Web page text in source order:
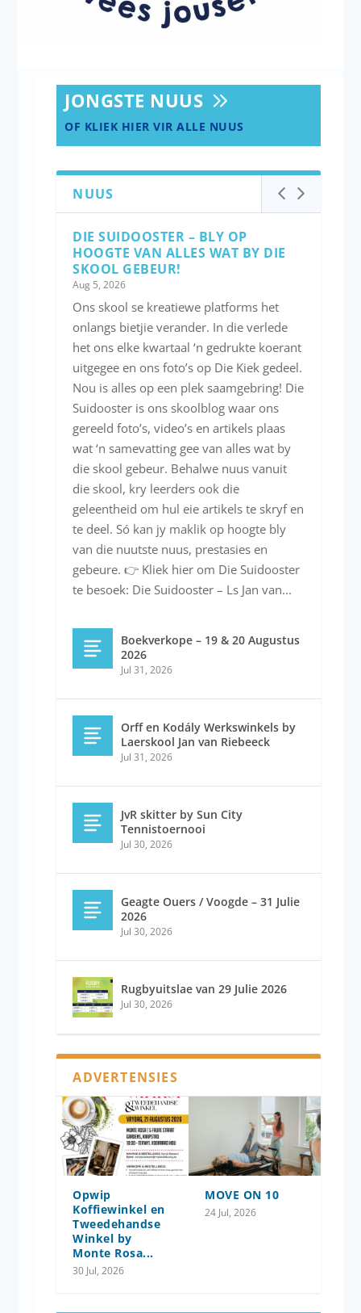
JONGSTE NUUS
OF KLIEK HIER VIR ALLE NUUS
NUUS
DIE SUIDOOSTER – BLY OP
HOOGTE VAN ALLES WAT BY DIE
SKOOL GEBEUR!
Aug 5, 2026
Ons skool se kreatiewe platforms het
onlangs bietjie verander. In die verlede
het ons elke kwartaal ‘n gedrukte koerant
uitgegee en ons foto’s op Die Kiek gedeel.
Nou is alles op een plek saamgebring! Die
Suidooster is ons skoolblog waar ons
gereeld foto’s, video’s en artikels plaas
wat ‘n samevatting gee van alles wat by
die skool gebeur. Behalwe nuus vanuit
die skool, kry leerders ook die
geleentheid om hul eie artikels te skryf en
te deel. Só kan jy maklik op hoogte bly
van die nuutste nuus, prestasies en
gebeure. 👉 Kliek hier om Die Suidooster
te besoek: Die Suidooster – Ls Jan van...
Boekverkope – 19 & 20 Augustus
2026
Jul 31, 2026
Orff en Kodály Werkswinkels by
Laerskool Jan van Riebeeck
Jul 31, 2026
JvR skitter by Sun City
Tennistoernooi
Jul 30, 2026
Geagte Ouers / Voogde – 31 Julie
2026
Jul 30, 2026
Rugbyuitslae van 29 Julie 2026
Jul 30, 2026
ADVERTENSIES
Opwip
Koffiewinkel en
Tweedehandse
Winkel by
Monte Rosa...
30 Jul, 2026
MOVE ON 10
24 Jul, 2026